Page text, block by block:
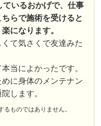
いるおかげで、仕事
らで施術を受けると
になります。
て気さくで友達みた
当によかったです。
に身体のメンテナン
します。
ものではありません。